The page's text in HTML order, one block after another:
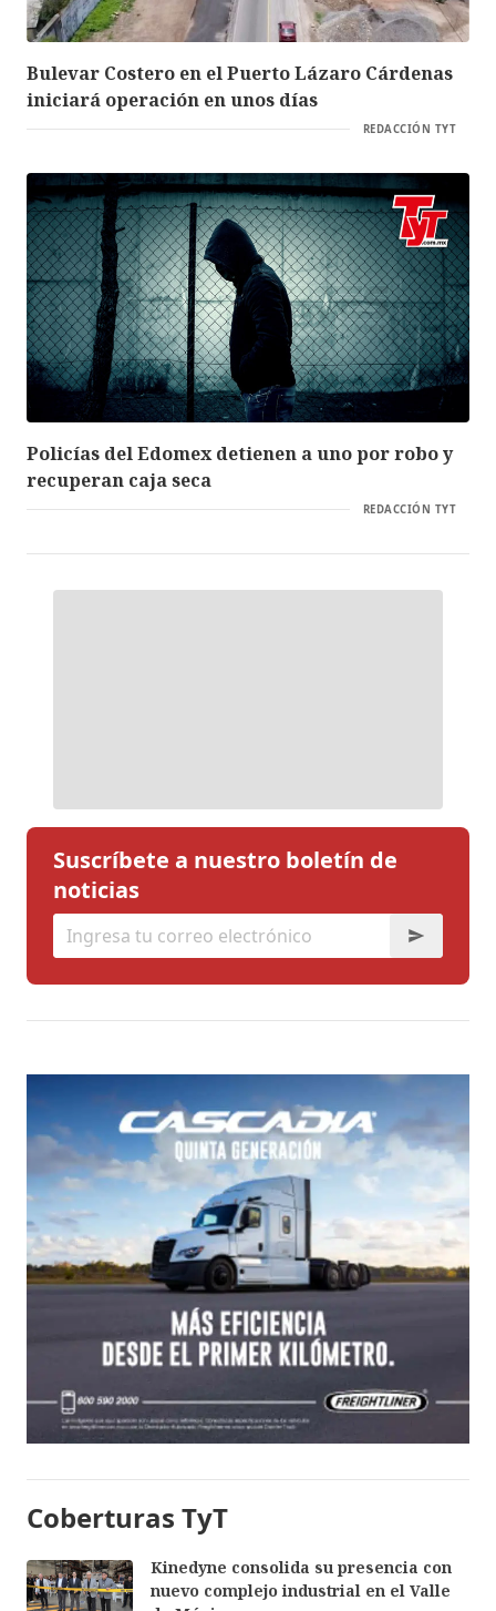
Bulevar Costero en el Puerto Lázaro Cárdenas
iniciará operación en unos días
REDACCIÓN TYT
Policías del Edomex detienen a uno por robo y
recuperan caja seca
REDACCIÓN TYT
Suscríbete a nuestro boletín de
noticias
Coberturas TyT
Kinedyne consolida su presencia con
nuevo complejo industrial en el Valle